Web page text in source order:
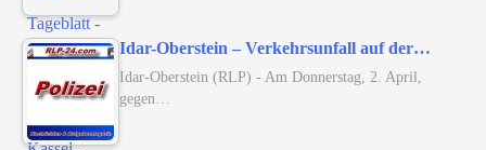
Idar-Oberstein – Verkehrsunfall auf der…
Idar-Oberstein (RLP) - Am Donnerstag, 2. April,
gegen…